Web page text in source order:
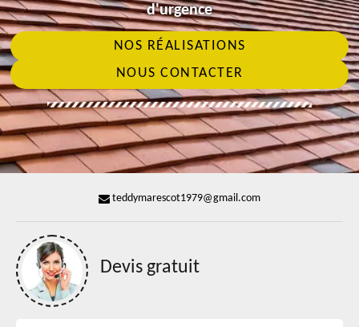
d'urgence
NOS RÉALISATIONS
NOUS CONTACTER
teddymarescot1979@gmail.com
Devis gratuit